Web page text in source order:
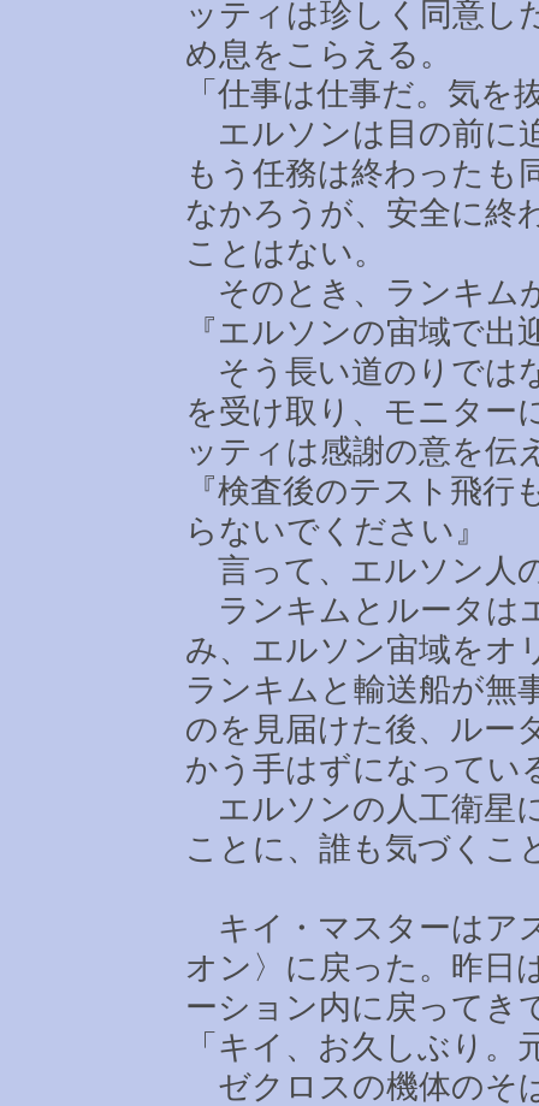
ッティは珍しく同意し
め息をこらえる。
「仕事は仕事だ。気を
エルソンは目の前に
もう任務は終わったも
なかろうが、安全に終
ことはない。
そのとき、ランキム
『エルソンの宙域で
そう長い道のりでは
を受け取り、モニター
ッティは感謝の意を伝
『検査後のテスト飛
らないでください』
言って、エルソン人
ランキムとルータは
み、エルソン宙域をオ
ランキムと輸送船が無
のを見届けた後、ルー
かう手はずになってい
エルソンの人工衛星
ことに、誰も気づくこ
キイ・マスターはア
オン〉に戻った。昨日
ーション内に戻ってき
「キイ、お久しぶり。
ゼクロスの機体のそ